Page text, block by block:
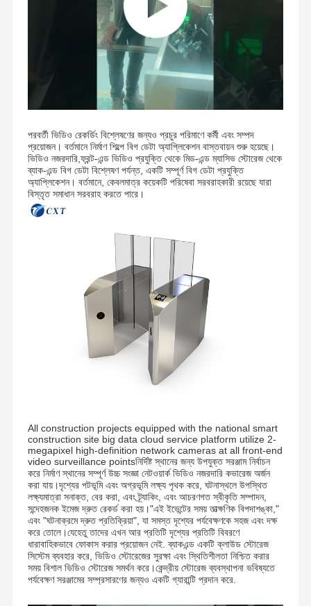
বাড়ি পণ্য আমাদের সম্বন্ধে কারখানা পরিদর্শন
পরবর্তী ভিডিও রেকর্ডিং বিশ্লেষণের জন্যও প্রচুর পরিমাণে কর্মী এবং সম্পদ
প্রয়োজন। বর্তমানে নির্মাণ শিল্পে বিগ ডেটা অ্যাপ্লিকেশন বাস্তবায়ন শুরু হয়েছে।
ভিডিও নজরদারি,ফ্রন্ট-এন্ড ভিডিও প্রযুক্তি থেকে মিড-এন্ড ম্যাসিভ স্টোরেজ থেকে
ব্যাক-এন্ড বিগ ডেটা বিশ্লেষণ পর্যন্ত, একটি সম্পূর্ণ বিগ ডেটা প্রযুক্তি
অ্যাপ্লিকেশন। বর্তমানে, কেবলমাত্র কয়েকটি পরিষেবা সরবরাহকারী রয়েছে যারা
বিস্তৃত সমাধান সরবরাহ করতে পারে।
All construction projects equipped with the national smart
construction site big data cloud service platform utilize 2-
megapixel high-definition network cameras at all front-end
video surveillance pointsনির্দিষ্ট স্থানের জন্য উপযুক্ত সরঞ্জাম নির্বাচন
করে নির্মাণ স্থানের সম্পূর্ণ উচ্চ সংজ্ঞা নেটওয়ার্ক ভিডিও নজরদারি কভারেজ অর্জন
করা যায়।দৃশ্যের পটভূমি এবং অগ্রভূমি লক্ষ্য পৃথক করে, ঘটনাস্থলে উপস্থিত
লক্ষ্যমাত্রা সনাক্ত, বের করা, এবং ট্র্যাকিং, এবং আচরণগত স্বীকৃতি সম্পাদন,
সন্দেহজনক ইমেজ দ্রুত রেকর্ড করা হয়।"এই ইভেন্টের সময় তাত্ক্ষণিক বিপদাশঙ্কা,"
এবং "ঘটনাক্রমে দ্রুত প্রতিক্রিয়া", যা সমস্ত দৃশ্যের পর্যবেক্ষণকে সহজ এবং দক্ষ
করে তোলে।যেহেতু তাদের এখন আর প্রতিটি দৃশ্যের প্রতিটি বিবরণে
ধারাবাহিকভাবে ফোকাস করার প্রয়োজন নেই. ব্যাকএন্ড একটি ক্লাউড স্টোরেজ
সিস্টেম ব্যবহার করে, ভিডিও স্টোরেজের সুরক্ষা এবং স্থিতিশীলতা নিশ্চিত করার
সময় বিশাল ভিডিও স্টোরেজ সমর্থন করে।কেন্দ্রীয় স্টোরেজ ব্যবস্থাপনা ভবিষ্যতে
পর্যবেক্ষণ সরঞ্জামের সম্প্রসারণের জন্যও একটি গ্যারান্টি প্রদান করে.
২০০৬ সালে প্রতিষ্ঠিত, শেনঝেন চুয়াং সিন টং টেকনোলজি কোং লিমিটেড একটি হাই-
টেক এন্টারপ্রাইজ, যা গবেষণা ও উন্নয়ন, উৎপাদন, বিক্রয় এবং পরিষেবাকে একত্রিত
করে।সিএক্সটি স্মার্ট পাথর অ্যাক্সেস কন্ট্রোল ম্যানেজমেন্ট ডোমেনের প্রতিশ্রুতিবদ্ধ,
এটি গ্রাহকদের পেশাদার এবং ব্যক্তিগতকৃত অ্যাক্সেস কন্ট্রোল টার্নস্টাইল এবং
সিকিউরিটি গেট সমাধান সরবরাহ করে।